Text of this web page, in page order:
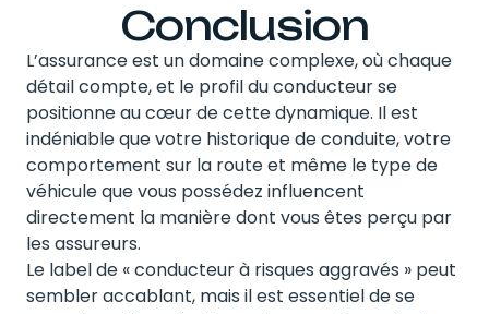
Conclusion
L’assurance est un domaine complexe, où chaque
détail compte, et le profil du conducteur se
positionne au cœur de cette dynamique. Il est
indéniable que votre historique de conduite, votre
comportement sur la route et même le type de
véhicule que vous possédez influencent
directement la manière dont vous êtes perçu par
les assureurs.
Le label de « conducteur à risques aggravés » peut
sembler accablant, mais il est essentiel de se